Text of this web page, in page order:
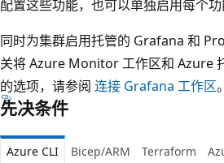
配置这些功能，也可以单独启用每个功
同时为集群启用托管的 Grafana 和
关将 Azure Monitor 工作区和 Azure
的选项，请参阅 连接 Grafana 工作区。
先决条件
Azure CLI Bicep/ARM Terraform